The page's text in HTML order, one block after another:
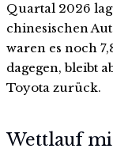
Quartal 2026
chinesischen
waren es noch
dagegen, bleibt
Toyota zurück.
Wettlauf